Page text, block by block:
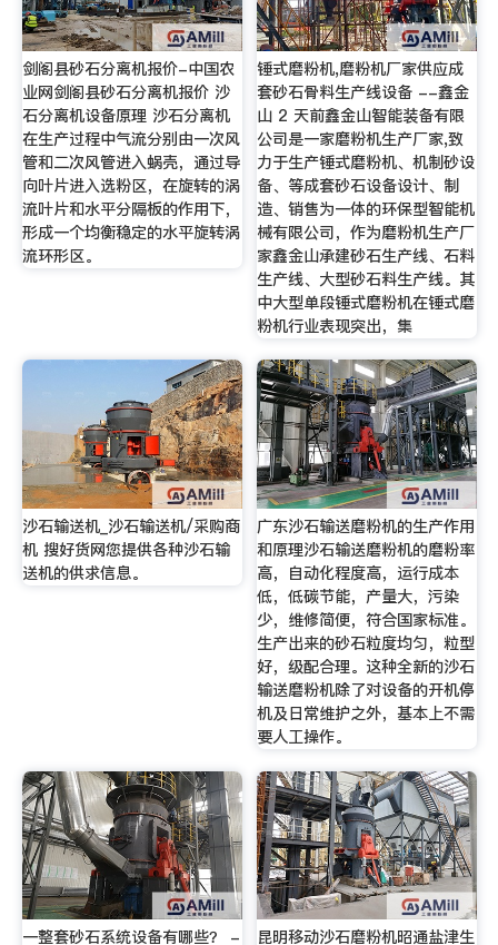
剑阁县砂石分离机报价-中国农
业网剑阁县砂石分离机报价 沙
石分离机设备原理 沙石分离机
在生产过程中气流分别由一次风
管和二次风管进入蜗壳，通过导
向叶片进入选粉区，在旋转的涡
流叶片和水平分隔板的作用下，
形成一个均衡稳定的水平旋转涡
流环形区。
锤式磨粉机,磨粉机厂家供应成
套砂石骨料生产线设备 --鑫金
山 2 天前鑫金山智能装备有限
公司是一家磨粉机生产厂家,致
力于生产锤式磨粉机、机制砂设
备、等成套砂石设备设计、制
造、销售为一体的环保型智能机
械有限公司，作为磨粉机生产厂
家鑫金山承建砂石生产线、石料
生产线、大型砂石料生产线。其
中大型单段锤式磨粉机在锤式磨
粉机行业表现突出，集
沙石输送机_沙石输送机/采购商
机 搜好货网您提供各种沙石输
送机的供求信息。
广东沙石输送磨粉机的生产作用
和原理沙石输送磨粉机的磨粉率
高，自动化程度高，运行成本
低，低碳节能，产量大，污染
少，维修简便，符合国家标准。
生产出来的砂石粒度均匀，粒型
好，级配合理。这种全新的沙石
输送磨粉机除了对设备的开机停
机及日常维护之外，基本上不需
要人工操作。
一整套砂石系统设备有哪些？ - 昆明移动沙石磨粉机昭通盐津生